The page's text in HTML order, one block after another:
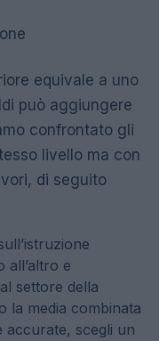
equivale a uno
può aggiungere
confrontato gli
livello ma con
di seguito
all’altro e
settore della
la media combinata
accurate, scegli un